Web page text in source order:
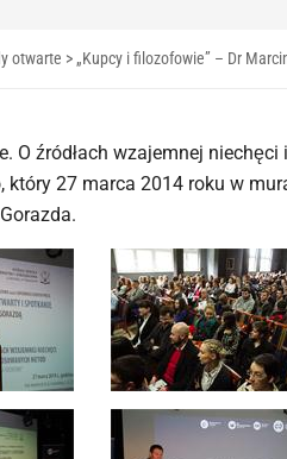
otwarte > „Kupcy i filozofowie” – Dr
O źródłach wzajemnej
który 27 marca 2014 roku w